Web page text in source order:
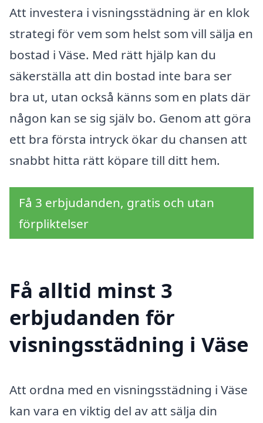
Att investera i visningsstädning är en klok
strategi för vem som helst som vill sälja en
bostad i Väse. Med rätt hjälp kan du
säkerställa att din bostad inte bara ser
bra ut, utan också känns som en plats där
någon kan se sig själv bo. Genom att göra
ett bra första intryck ökar du chansen att
snabbt hitta rätt köpare till ditt hem.
Få 3 erbjudanden, gratis och utan
förpliktelser
Få alltid minst 3
erbjudanden för
visningsstädning i Väse
Att ordna med en visningsstädning i Väse
kan vara en viktig del av att sälja din